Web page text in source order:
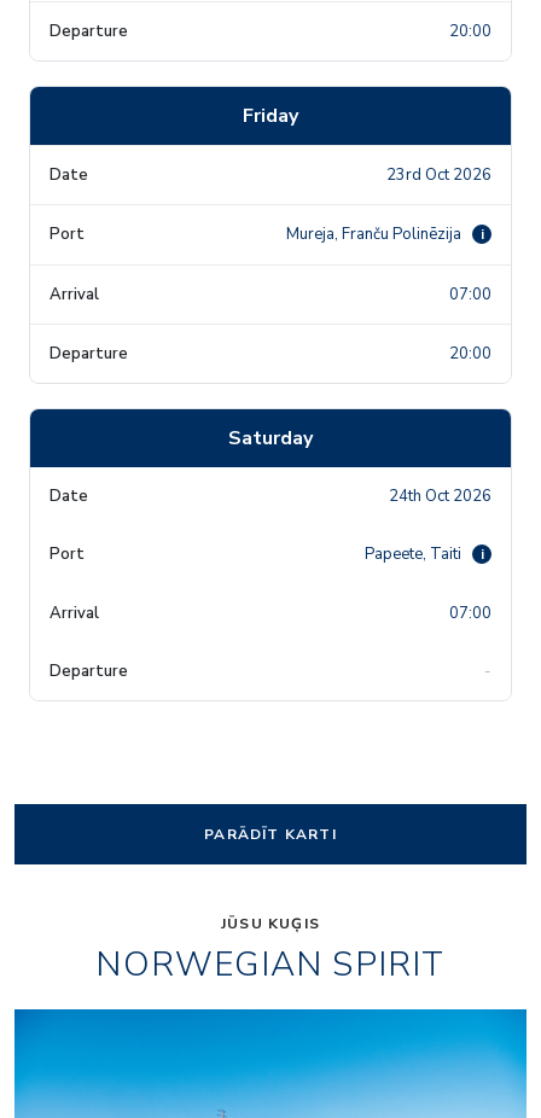
20:00
Friday
23rd Oct 2026
Mureja, Franču Polinēzija i
07:00
20:00
Saturday
24th Oct 2026
Papeete, Taiti i
07:00
-
PARĀDĪT KARTI
JŪSU KUĢIS
NORWEGIAN SPIRIT